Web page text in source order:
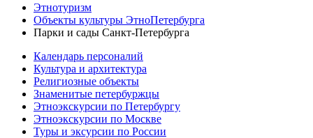
Этнотуризм
Объекты культуры ЭтноПетербурга
Парки и сады Санкт-Петербурга
Календарь персоналий
Культура и архитектура
Религиозные объекты
Знаменитые петербуржцы
Этноэкскурсии по Петербургу
Этноэкскурсии по Москве
Туры и эксурсии по России